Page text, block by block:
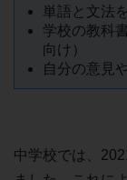
単語と文法
学校の教科
向け）
自分の意見
中学校では、